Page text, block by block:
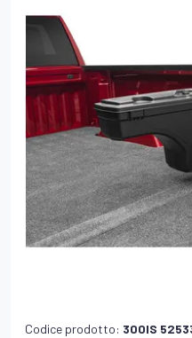
Codice prodotto: 300IS